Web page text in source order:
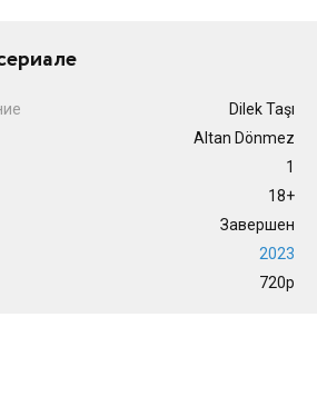
Dilek Taşı
Altan Dönmez
1
18+
Завершен
2023
720p